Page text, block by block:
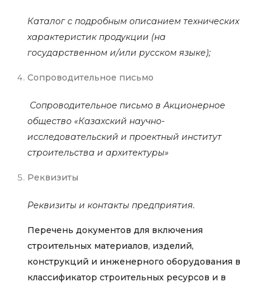
Каталог с подробным описанием технических
характеристик продукции (на
государственном и/или русском языке);
Сопроводительное письмо
Сопроводительное письмо в Акционерное
общество «Казахский научно-
исследовательский и проектный институт
строительства и архитектуры»
Реквизиты
Реквизиты и контакты предприятия.
Перечень документов для включения
строительных материалов, изделий,
конструкций и инженерного оборудования в
классификатор строительных ресурсов и в